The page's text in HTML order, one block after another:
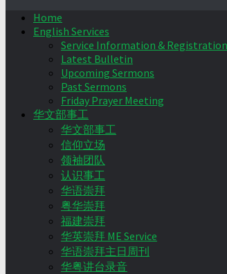
Home
English Services
Service Information & Registration
Latest Bulletin
Upcoming Sermons
Past Sermons
Friday Prayer Meeting
华文部事工
华文部事工
信仰立场
领袖团队
认识事工
华语崇拜
粤华崇拜
福建崇拜
华英崇拜 ME Service
华语崇拜主日周刊
华粤讲台录音